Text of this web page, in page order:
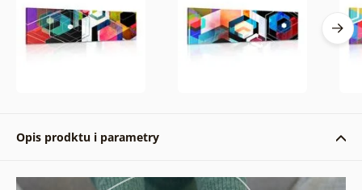
Opis prodktu i parametry